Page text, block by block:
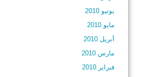
يونيو 2010
مايو 2010
أبريل 2010
مارس 2010
فبراير 2010